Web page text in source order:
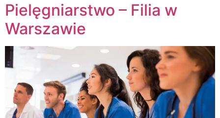
Pielęgniarstwo – Filia w
Warszawie